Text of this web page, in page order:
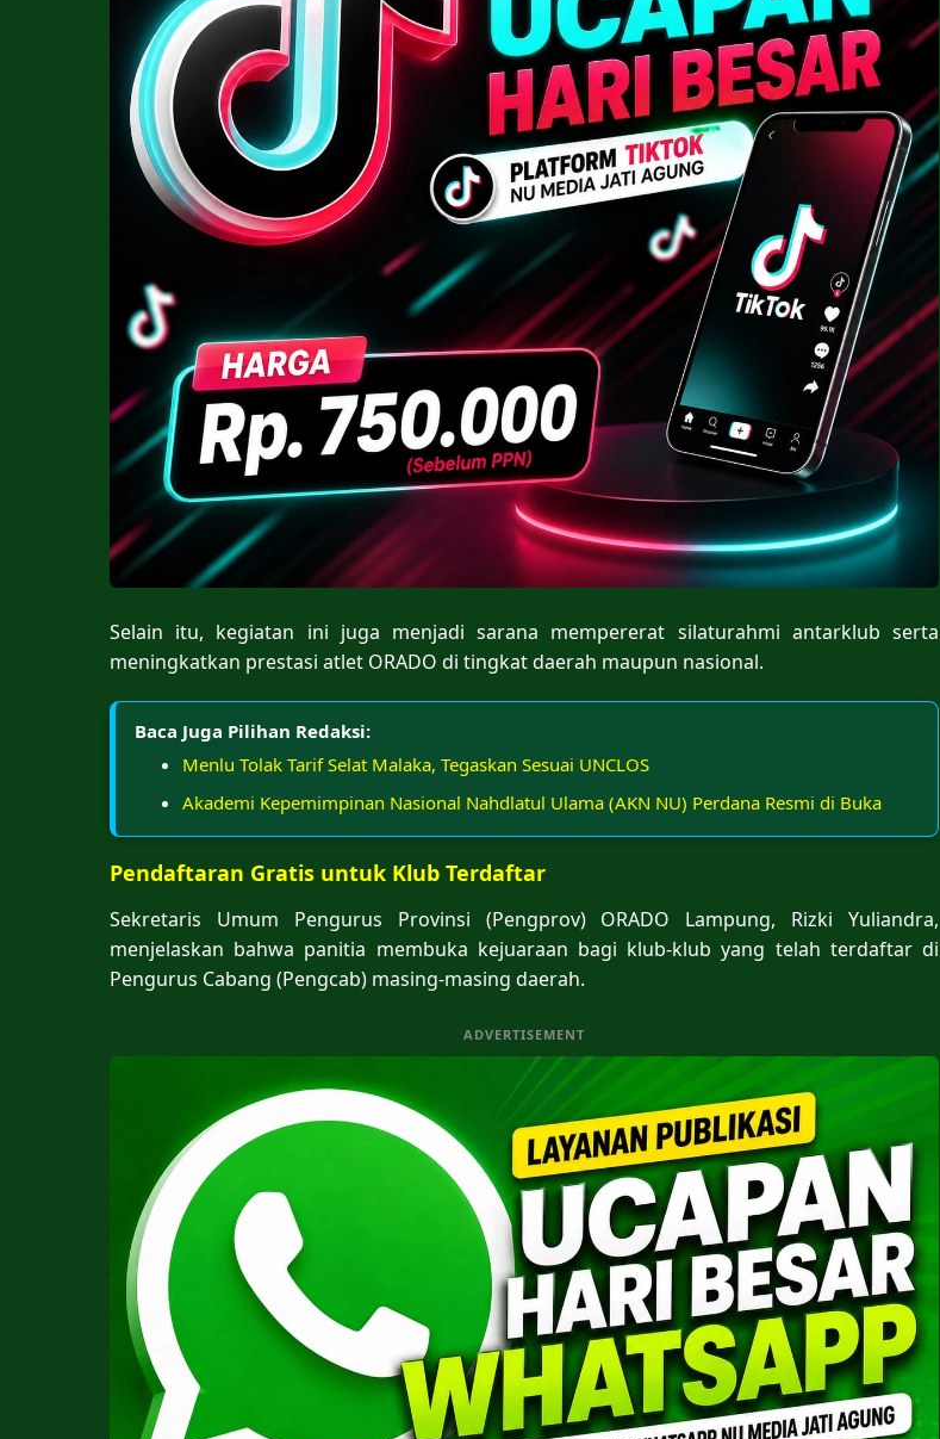
Selain itu, kegiatan ini juga menjadi sarana mempererat silaturahmi antarklub serta
meningkatkan prestasi atlet ORADO di tingkat daerah maupun nasional.
Baca Juga Pilihan Redaksi:
Menlu Tolak Tarif Selat Malaka, Tegaskan Sesuai UNCLOS
Akademi Kepemimpinan Nasional Nahdlatul Ulama (AKN NU) Perdana Resmi di Buka
Pendaftaran Gratis untuk Klub Terdaftar
Sekretaris Umum Pengurus Provinsi (Pengprov) ORADO Lampung, Rizki Yuliandra,
menjelaskan bahwa panitia membuka kejuaraan bagi klub-klub yang telah terdaftar di
Pengurus Cabang (Pengcab) masing-masing daerah.
ADVERTISEMENT